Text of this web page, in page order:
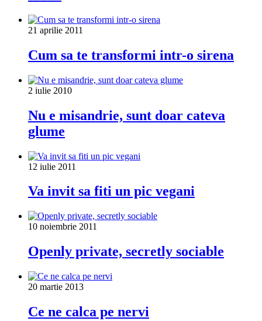
21 aprilie 2011
Cum sa te transformi intr-o sirena
2 iulie 2010
Nu e misandrie, sunt doar cateva
glume
12 iulie 2011
Va invit sa fiti un pic vegani
10 noiembrie 2011
Openly private, secretly sociable
20 martie 2013
Ce ne calca pe nervi